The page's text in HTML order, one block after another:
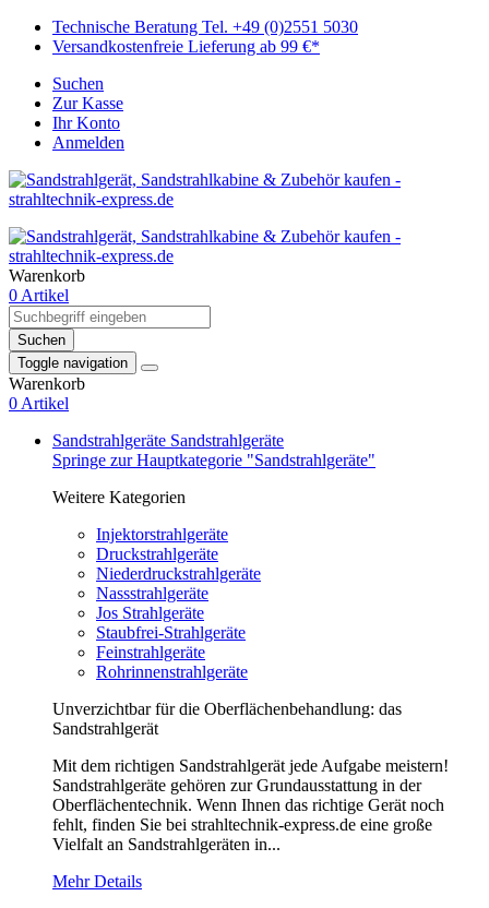
Technische Beratung Tel. +49 (0)2551 5030
Versandkostenfreie Lieferung ab 99 €*
Suchen
Zur Kasse
Ihr Konto
Anmelden
Warenkorb
0 Artikel
Suchen
Toggle navigation
Warenkorb
0 Artikel
Sandstrahlgeräte Sandstrahlgeräte
Springe zur Hauptkategorie "Sandstrahlgeräte"
Weitere Kategorien
Injektorstrahlgeräte
Druckstrahlgeräte
Niederdruckstrahlgeräte
Nassstrahlgeräte
Jos Strahlgeräte
Staubfrei-Strahlgeräte
Feinstrahlgeräte
Rohrinnenstrahlgeräte
Unverzichtbar für die Oberflächenbehandlung: das
Sandstrahlgerät
Mit dem richtigen Sandstrahlgerät jede Aufgabe meistern!
Sandstrahlgeräte gehören zur Grundausstattung in der
Oberflächentechnik. Wenn Ihnen das richtige Gerät noch
fehlt, finden Sie bei strahltechnik-express.de eine große
Vielfalt an Sandstrahlgeräten in...
Mehr Details